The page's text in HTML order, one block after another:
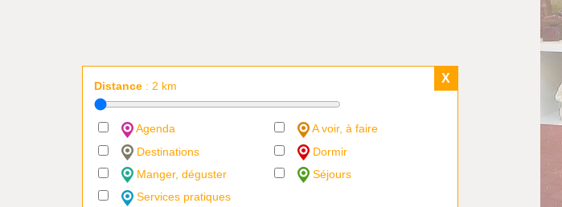
X
Distance : 2 km
Agenda
A voir, à faire
Destinations
Dormir
Manger, déguster
Séjours
Services pratiques